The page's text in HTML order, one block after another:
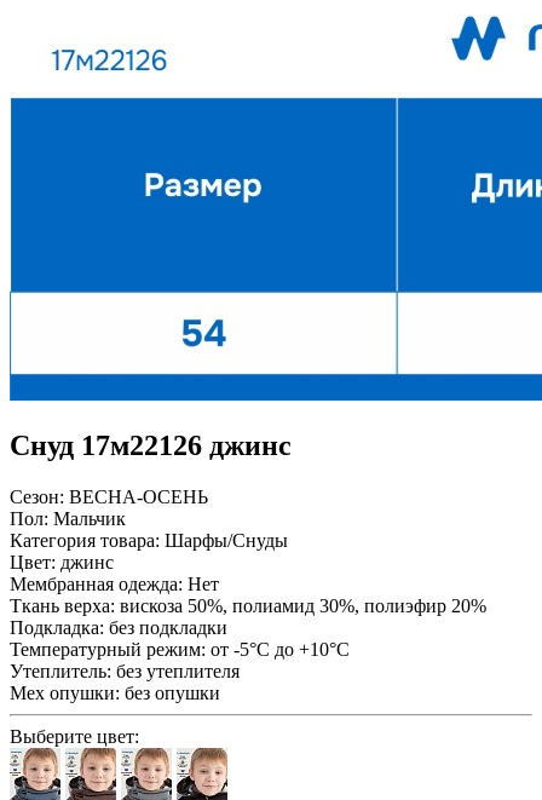
Снуд 17м22126 джинс
Сезон: ВЕСНА-ОСЕНЬ
Пол: Мальчик
Категория товара: Шарфы/Снуды
Цвет: джинс
Мембранная одежда: Нет
Ткань верха: вискоза 50%, полиамид 30%, полиэфир 20%
Подкладка: без подкладки
Температурный режим: от -5°С до +10°С
Утеплитель: без утеплителя
Мех опушки: без опушки
Выберите цвет: